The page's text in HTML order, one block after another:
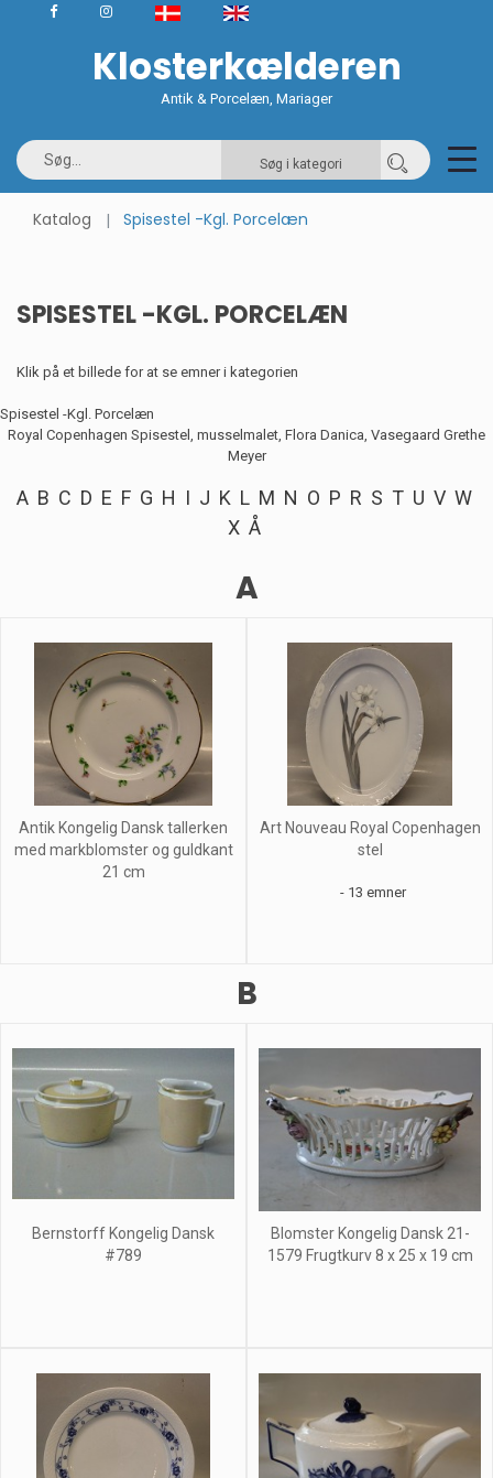
Klosterkælderen
Antik & Porcelæn, Mariager
Søg i kategori
Katalog Spisestel -Kgl. Porcelæn
SPISESTEL -KGL. PORCELÆN
Klik på et billede for at se emner i kategorien
Spisestel -Kgl. Porcelæn
Royal Copenhagen Spisestel, musselmalet, Flora Danica, Vasegaard Grethe
Meyer
A B C D E F G H I J K L M N O P R S T U V W
X Å
A
Antik Kongelig Dansk tallerken
med markblomster og guldkant
21 cm
Art Nouveau Royal Copenhagen
stel
- 13 emner
B
Bernstorff Kongelig Dansk
#789
Blomster Kongelig Dansk 21-
1579 Frugtkurv 8 x 25 x 19 cm